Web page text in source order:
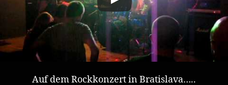
Auf dem Rockkonzert in Bratislava…..